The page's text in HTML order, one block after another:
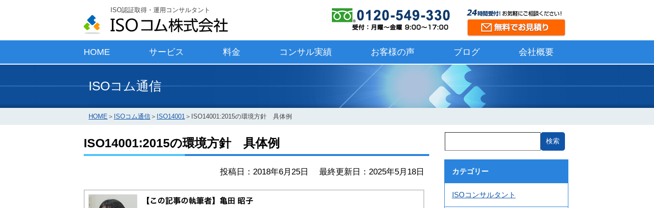
ISO認証取得・運用コンサルタント
HOME サービス 料金 コンサル実績 お客様の声 ブログ 会社概要
ISOコム通信
HOME ＞ ISOコム通信 ＞ ISO14001 ＞ ISO14001:2015の環境方針 具体例
ISO14001:2015の環境方針 具体例
投稿日：2018年6月25日 最終更新日：2025年5月18日 カテゴリー
ISOコンサルタント